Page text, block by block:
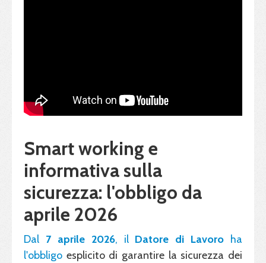
Smart working e
informativa sulla
sicurezza: l'obbligo da
aprile 2026
Dal 7 aprile 2026, il Datore di Lavoro ha
l'obbligo esplicito di garantire la sicurezza dei